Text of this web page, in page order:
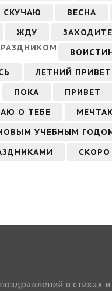
СКУЧАЮ
ВЕСНА
ЖДУ
ЛЕТНИЙ
ПОКА
ПРИВЕТ
О ТЕБЕ
УЧЕБНЫМ
в стихах и